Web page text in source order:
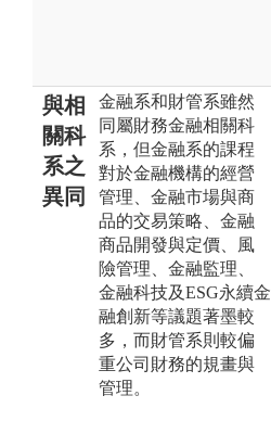
與相
關科
系之
異同
金融系和財管系雖然
同屬財務金融相關科
系，但金融系的課程
對於金融機構的經營
管理、金融市場與商
品的交易策略、金融
商品開發與定價、風
險管理、金融監理、
金融科技及ESG永續金
融創新等議題著墨較
多，而財管系則較偏
重公司財務的規畫與
管理。